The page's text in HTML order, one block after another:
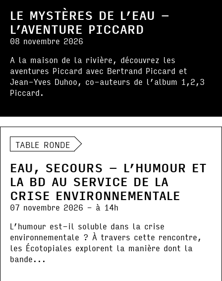
LE MYSTÈRES DE L’EAU –
L’AVENTURE PICCARD
08 novembre 2026
A la maison de la rivière, découvrez les
aventures Piccard avec Bertrand Piccard et
Jean-Yves Duhoo, co-auteurs de l’album 1,2,3
Piccard.
TABLE RONDE
EAU, SECOURS – L’HUMOUR ET
LA BD AU SERVICE DE LA
CRISE ENVIRONNEMENTALE
07 novembre 2026 - à 14h
L’humour est-il soluble dans la crise
environnementale ? À travers cette rencontre,
les Écotopiales explorent la manière dont la
bande...